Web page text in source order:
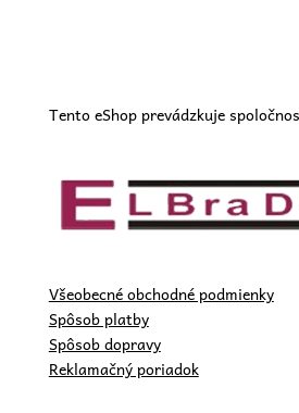
Tento eShop prevádzkuje
Všeobecné obchodné podmienky
Spôsob platby
Spôsob dopravy
Reklamačný poriadok